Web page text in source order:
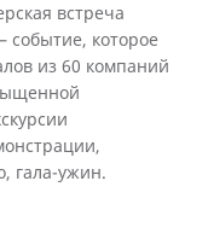
встреча
которое
из 60 компаний
гала-ужин.